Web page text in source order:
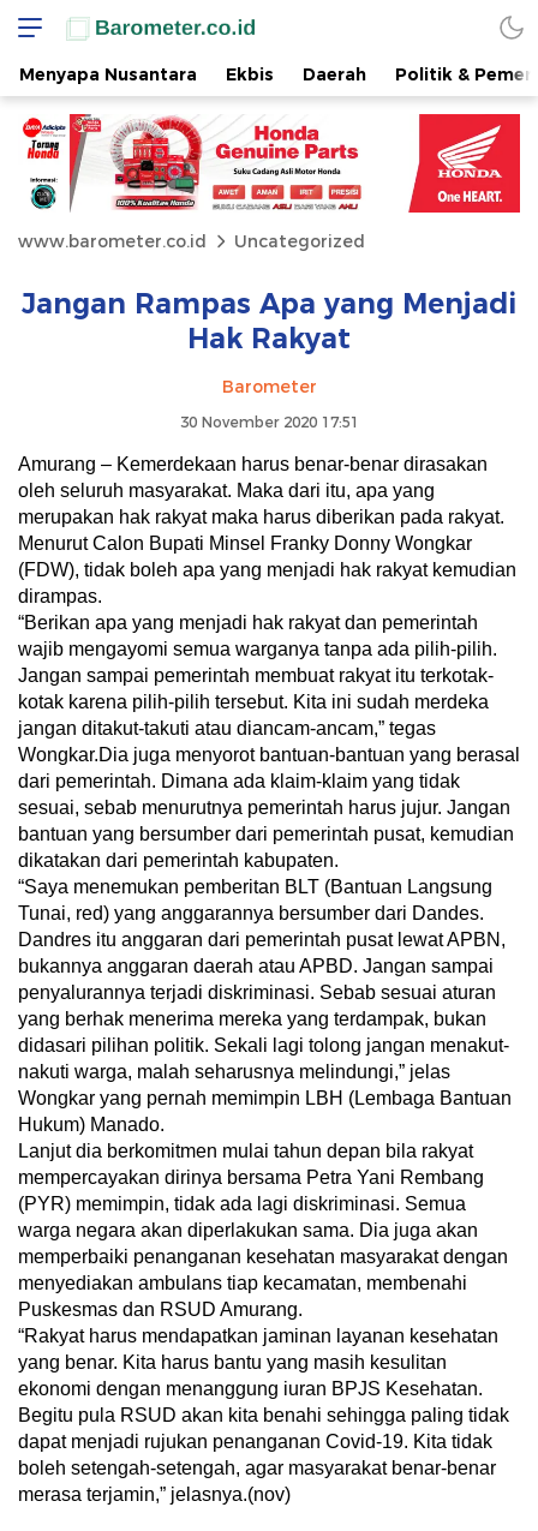
Menyapa Nusantara Ekbis Daerah Politik &
www.barometer.co.id Uncategorized
Jangan Rampas Apa yang Menjadi
Hak Rakyat
Barometer
30 November 2020 17:51
Amurang – Kemerdekaan harus benar-benar dirasakan
oleh seluruh masyarakat. Maka dari itu, apa yang
merupakan hak rakyat maka harus diberikan pada rakyat.
Menurut Calon Bupati Minsel Franky Donny Wongkar
(FDW), tidak boleh apa yang menjadi hak rakyat kemudian
dirampas.
“Berikan apa yang menjadi hak rakyat dan pemerintah
wajib mengayomi semua warganya tanpa ada pilih-pilih.
Jangan sampai pemerintah membuat rakyat itu terkotak-
kotak karena pilih-pilih tersebut. Kita ini sudah merdeka
jangan ditakut-takuti atau diancam-ancam,” tegas
Wongkar.Dia juga menyorot bantuan-bantuan yang berasal
dari pemerintah. Dimana ada klaim-klaim yang tidak
sesuai, sebab menurutnya pemerintah harus jujur. Jangan
bantuan yang bersumber dari pemerintah pusat, kemudian
dikatakan dari pemerintah kabupaten.
“Saya menemukan pemberitan BLT (Bantuan Langsung
Tunai, red) yang anggarannya bersumber dari Dandes.
Dandres itu anggaran dari pemerintah pusat lewat APBN,
bukannya anggaran daerah atau APBD. Jangan sampai
penyalurannya terjadi diskriminasi. Sebab sesuai aturan
yang berhak menerima mereka yang terdampak, bukan
didasari pilihan politik. Sekali lagi tolong jangan menakut-
nakuti warga, malah seharusnya melindungi,” jelas
Wongkar yang pernah memimpin LBH (Lembaga Bantuan
Hukum) Manado.
Lanjut dia berkomitmen mulai tahun depan bila rakyat
mempercayakan dirinya bersama Petra Yani Rembang
(PYR) memimpin, tidak ada lagi diskriminasi. Semua
warga negara akan diperlakukan sama. Dia juga akan
memperbaiki penanganan kesehatan masyarakat dengan
menyediakan ambulans tiap kecamatan, membenahi
Puskesmas dan RSUD Amurang.
“Rakyat harus mendapatkan jaminan layanan kesehatan
yang benar. Kita harus bantu yang masih kesulitan
ekonomi dengan menanggung iuran BPJS Kesehatan.
Begitu pula RSUD akan kita benahi sehingga paling tidak
dapat menjadi rujukan penanganan Covid-19. Kita tidak
boleh setengah-setengah, agar masyarakat benar-benar
merasa terjamin,” jelasnya.(nov)